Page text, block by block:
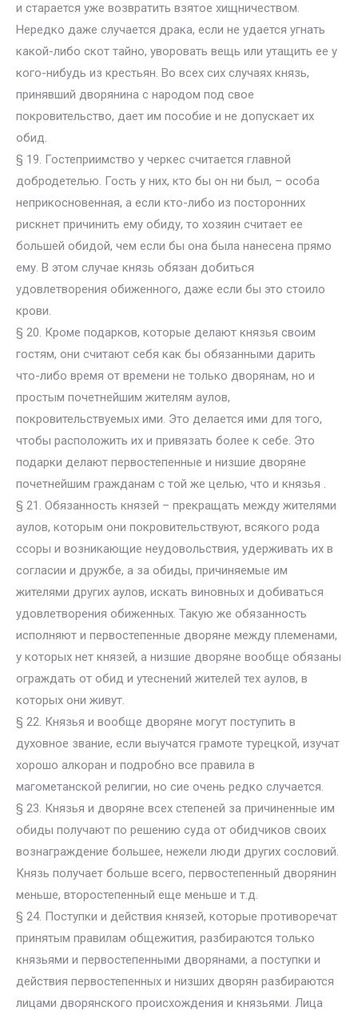
и старается уже возвратить взятое хищничеством.
Нередко даже случается драка, если не удается угнать
какой-либо скот тайно, уворовать вещь или утащить ее у
кого-нибудь из крестьян. Во всех сих случаях князь,
принявший дворянина с народом под свое
покровительство, дает им пособие и не допускает их
обид.
§ 19. Гостеприимство у черкес считается главной
добродетелью. Гость у них, кто бы он ни был, – особа
неприкосновенная, а если кто-либо из посторонних
рискнет причинить ему обиду, то хозяин считает ее
большей обидой, чем если бы она была нанесена прямо
ему. В этом случае князь обязан добиться
удовлетворения обиженного, даже если бы это стоило
крови.
§ 20. Кроме подарков, которые делают князья своим
гостям, они считают себя как бы обязанными дарить
что-либо время от времени не только дворянам, но и
простым почетнейшим жителям аулов,
покровительствуемых ими. Это делается ими для того,
чтобы расположить их и привязать более к себе. Это
подарки делают первостепенные и низшие дворяне
почетнейшим гражданам с той же целью, что и князья .
§ 21. Обязанность князей – прекращать между жителями
аулов, которым они покровительствуют, всякого рода
ссоры и возникающие неудовольствия, удерживать их в
согласии и дружбе, а за обиды, причиняемые им
жителями других аулов, искать виновных и добиваться
удовлетворения обиженных. Такую же обязанность
исполняют и первостепенные дворяне между племенами,
у которых нет князей, а низшие дворяне вообще обязаны
ограждать от обид и утеснений жителей тех аулов, в
которых они живут.
§ 22. Князья и вообще дворяне могут поступить в
духовное звание, если выучатся грамоте турецкой, изучат
хорошо алкоран и подробно все правила в
магометанской религии, но сие очень редко случается.
§ 23. Князья и дворяне всех степеней за причиненные им
обиды получают по решению суда от обидчиков своих
вознаграждение большее, нежели люди других сословий.
Князь получает больше всего, первостепенный дворянин
меньше, второстепенный еще меньше и т.д.
§ 24. Поступки и действия князей, которые противоречат
принятым правилам общежития, разбираются только
князьями и первостепенными дворянами, а поступки и
действия первостепенных и низших дворян разбираются
лицами дворянского происхождения и князьями. Лица